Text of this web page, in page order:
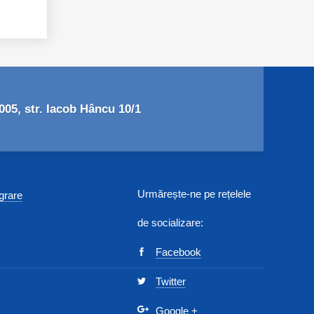
str. Iacob Hâncu 10/1
Urmărește-ne pe rețelele
de socializare:
Facebook
Twitter
Google +